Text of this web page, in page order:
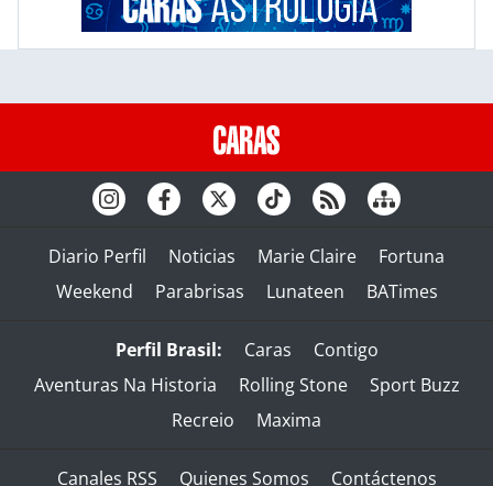
Diario Perfil Noticias Marie Claire
Fortuna
Weekend
Parabrisas Lunateen BATimes
Perfil Brasil: Caras
Contigo
Aventuras Na Historia
Rolling Stone
Sport Buzz
Recreio
Maxima
Canales RSS Quienes Somos Contáctenos